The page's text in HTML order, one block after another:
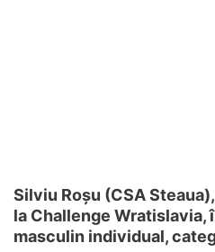
Silviu Roșu (CSA
la Challenge Wratislavia,
masculin individual,